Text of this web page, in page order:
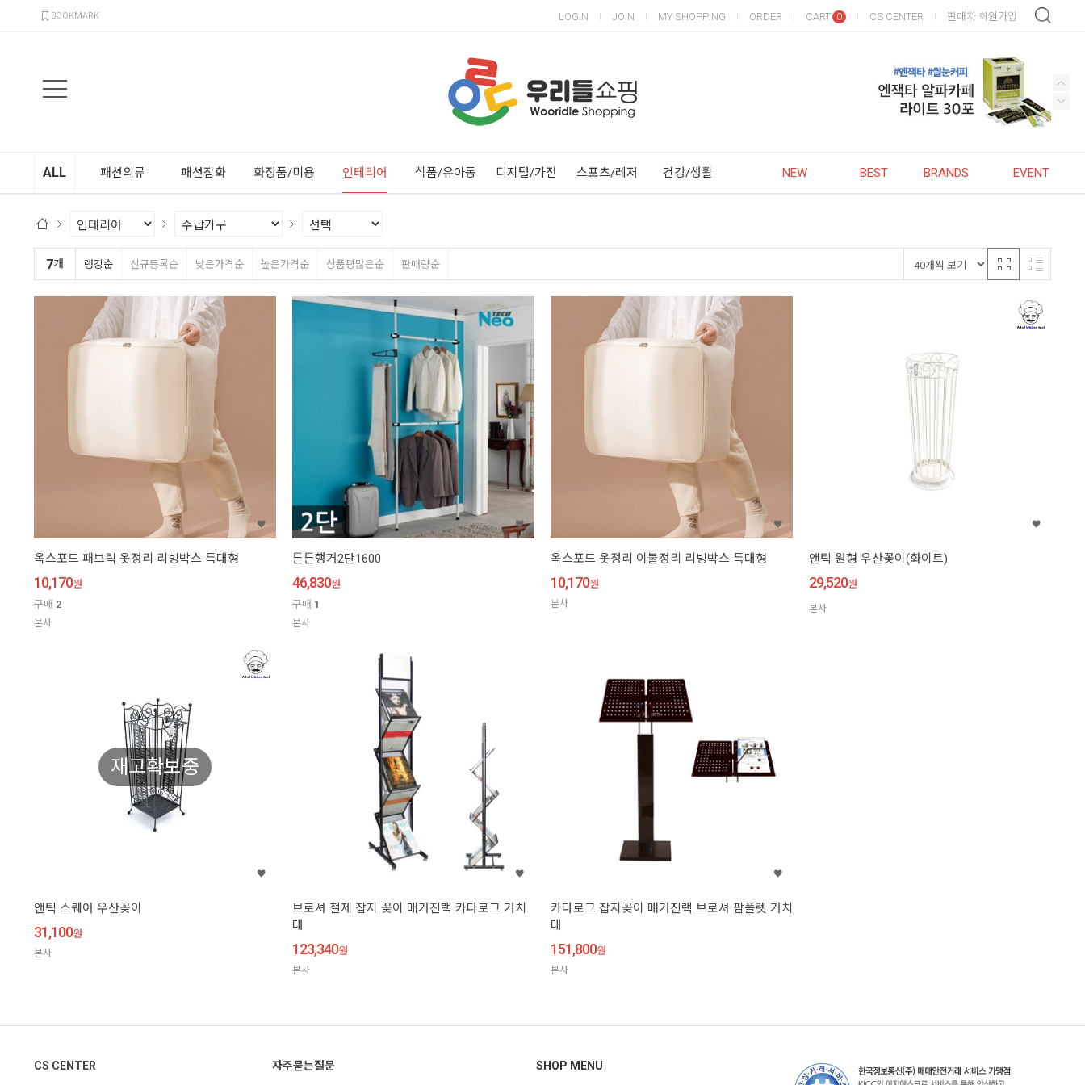
BOOKMARK LOGIN JOIN MY SHOPPING ORDER CART 0 CS CENTER 판매자 회원가입
ALL 패션의류 패션잡화 화장품/미용 인테리어 식품/유아동 디지털/가전 스포츠/레저 건강/생활 NEW BEST BRANDS EVENT
7개 랭킹순 신규등록순 낮은가격순 높은가격순 상품평많은순 판매량순
옥스포드 패브릭 옷정리 리빙박스 특대형
10,170원
구매 2
본사
튼튼행거2단1600
46,830원
구매 1
본사
옥스포드 옷정리 이불정리 리빙박스 특대형
10,170원
본사
앤틱 원형 우산꽂이(화이트)
29,520원
본사
재고확보중
앤틱 스퀘어 우산꽂이
31,100원
본사
브로셔 철제 잡지 꽂이 매거진랙 카다로그 거치
대
123,340원
본사
카다로그 잡지꽂이 매거진랙 브로셔 팜플렛 거치
대
151,800원
본사
CS CENTER 자주묻는질문 SHOP MENU